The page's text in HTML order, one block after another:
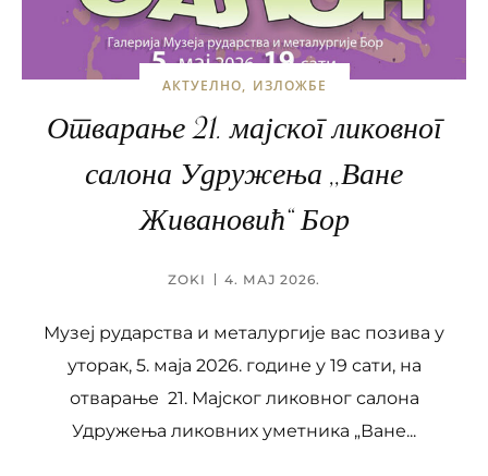
АКТУЕЛНО ИЗЛОЖБЕ
Отварање 21. мајског ликовног
салона Удружења ,,Ване
Живановић“ Бор
ZOKI 4. МАЈ 2026.
Музеј рударства и металургије вас позива у
уторак, 5. маја 2026. године у 19 сати, на
отварање 21. Мајског ликовног салона
Удружења ликовних уметника „Ване...